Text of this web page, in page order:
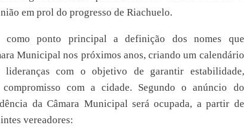
em prol do progresso de Riachuelo.
como ponto principal a definição dos nomes que
Municipal nos próximos anos, criando um calendário
lideranças com o objetivo de garantir estabilidade,
compromisso com a cidade. Segundo o anúncio do
da Câmara Municipal será ocupada, a partir de
vereadores: